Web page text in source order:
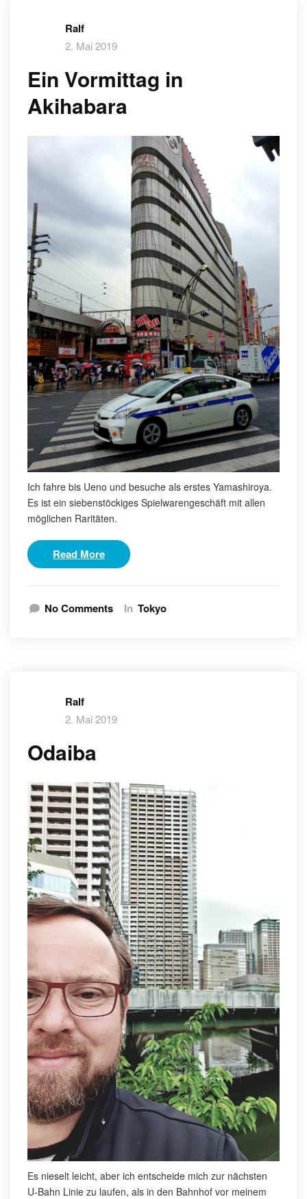
Ralf
2. Mai 2019
Ein Vormittag in
Akihabara
Ich fahre bis Ueno und besuche als erstes Yamashiroya.
Es ist ein siebenstöckiges Spielwarengeschäft mit allen
möglichen Raritäten.
Read More
No Comments In Tokyo
Ralf
2. Mai 2019
Odaiba
Es nieselt leicht, aber ich entscheide mich zur nächsten
U-Bahn Linie zu laufen, als in den Bahnhof vor meinem